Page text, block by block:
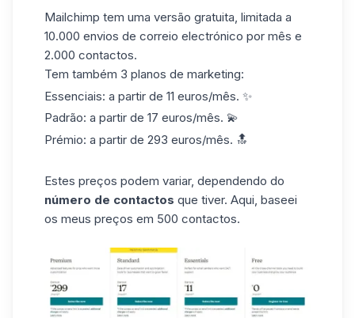
Mailchimp tem uma versão gratuita, limitada a
10.000 envios de correio electrónico por mês e
2.000 contactos.
Tem também 3 planos de marketing:
Essenciais: a partir de 11 euros/mês. ✨
Padrão: a partir de 17 euros/mês. 💫
Prémio: a partir de 293 euros/mês. 🔝
Estes preços podem variar, dependendo do
número de contactos que tiver. Aqui, baseei
os meus preços em 500 contactos.